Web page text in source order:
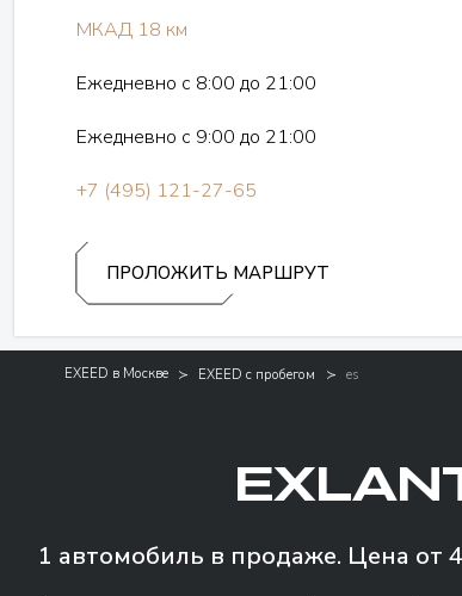
МКАД 18 км
Ежедневно с 8:00 до 21:00
Ежедневно с 9:00 до 21:00
+7 (495) 121-27-65
ПРОЛОЖИТЬ МАРШРУТ
EXEED в Москве EXEED с пробегом es
1 автомобиль в продаже. Цена от